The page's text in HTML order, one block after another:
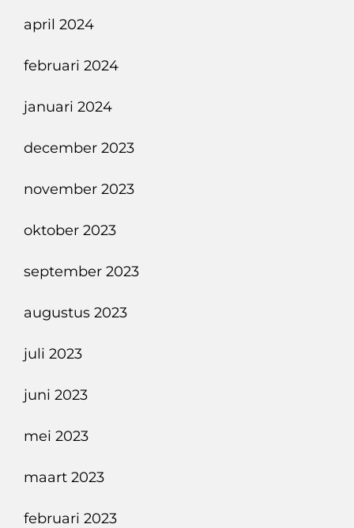
april 2024
februari 2024
januari 2024
december 2023
november 2023
oktober 2023
september 2023
augustus 2023
juli 2023
juni 2023
mei 2023
maart 2023
februari 2023